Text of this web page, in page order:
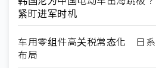
紧盯进军时机
车用零组件高关税常态化 日
布局